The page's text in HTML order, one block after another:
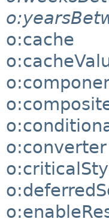
o:cache
o:converter